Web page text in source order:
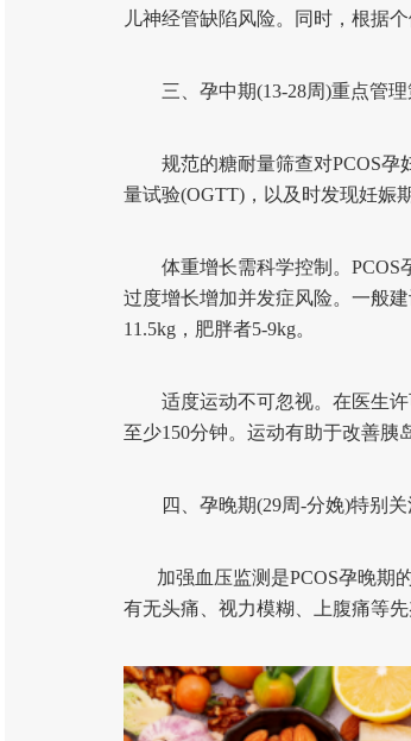
儿神经管缺陷风险。同时，根据
三、孕中期(13-28周)重点管理
规范的糖耐量筛查对PCOS孕妇
量试验(OGTT)，以及时发现妊娠
体重增长需科学控制。PCOS
过度增长增加并发症风险。一般
11.5kg，肥胖者5-9kg。
适度运动不可忽视。在医生许
至少150分钟。运动有助于改善胰
四、孕晚期(29周-分娩)特别关
加强血压监测是PCOS孕晚期的
有无头痛、视力模糊、上腹痛等